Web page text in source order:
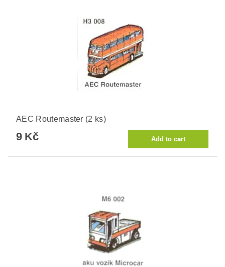
AEC Routemaster (2 ks)
9 Kč